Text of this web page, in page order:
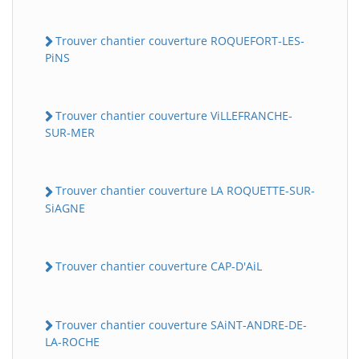
Trouver chantier couverture ROQUEFORT-LES-
PiNS
Trouver chantier couverture ViLLEFRANCHE-
SUR-MER
Trouver chantier couverture LA ROQUETTE-SUR-
SiAGNE
Trouver chantier couverture CAP-D'AiL
Trouver chantier couverture SAiNT-ANDRE-DE-
LA-ROCHE